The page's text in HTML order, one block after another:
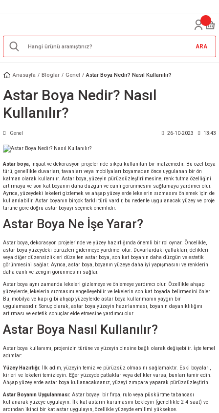
ARA
Anasayfa Bloglar Genel Astar Boya Nedir? Nasıl Kullanılır?
Astar Boya Nedir? Nasıl
Kullanılır?
Genel 26-10-2023 13:43
Astar boya, inşaat ve dekorasyon projelerinde sıkça kullanılan bir malzemedir. Bu özel boya
türü, genellikle duvarları, tavanları veya mobilyaları boyamadan önce uygulanan bir ön
katman olarak kullanılır. Astar boya, yüzeyin pürüzsüzleştirilmesine, renk tutma özelliğini
artırmaya ve son kat boyanın daha düzgün ve canlı görünmesini sağlamaya yardımcı olur.
Ayrıca, yüzeydeki lekeleri gizlemek ve ahşap yüzeylerde lekelerin sızmasını önlemek için de
kullanılabilir. Astar boyanın birçok farklı türü vardır, bu nedenle uygulanacak yüzey ve proje
türüne göre doğru astar boyayı seçmek önemlidir.
Astar Boya Ne İşe Yarar?
Astar boya, dekorasyon projelerinde ve yüzey hazırlığında önemli bir rol oynar. Öncelikle,
astar boya yüzeydeki pürüzleri gidermeye yardımcı olur. Duvarlardaki çatlakları, delikleri
veya diğer düzensizlikleri düzelten astar boya, son kat boyanın daha düzgün ve estetik
görünmesini sağlar. Ayrıca, astar boya, boyanın yüzeye daha iyi yapışmasını ve renklerin
daha canlı ve zengin görünmesini sağlar.
Astar boya aynı zamanda lekeleri gizlemeye ve önlemeye yardımcı olur. Özellikle ahşap
yüzeylerde, lekelerin sızmasını engelleyebilir ve lekelerin son kat boyada belirmesini önler.
Bu, mobilya ve kapı gibi ahşap yüzeylerde astar boya kullanmanın yaygın bir
uygulamasıdır. Sonuç olarak, astar boya yüzeyin hazırlanması, boyanın dayanıklılığını
artırması ve estetik sonuçlar elde etmesine yardımcı olur.
Astar Boya Nasıl Kullanılır?
Astar boya kullanımı, projenizin türüne ve yüzeyin cinsine bağlı olarak değişebilir. İşte temel
adımlar:
Yüzey Hazırlığı: İlk adım, yüzeyin temiz ve pürüzsüz olmasını sağlamaktır. Eski boyaları,
kirleri ve lekeleri temizleyin. Eğer yüzeyde çatlaklar veya delikler varsa, bunları tamir edin.
Ahşap yüzeylerde astar boya kullanacaksanız, yüzeyi zımpara yaparak pürüzsüzleştirin.
Astar Boyanın Uygulanması: Astar boyayı bir fırça, rulo veya püskürtme tabancası
kullanarak yüzeye uygulayın. İlk kat astarın kurumasını bekleyin (genellikle 2-4 saat) ve
ardından ikinci bir kat astar uygulayın, özellikle yüzeyde emilimi yüksekse.